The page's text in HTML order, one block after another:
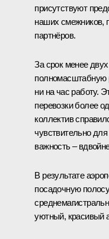
присутствуют
наших смежников,
партнёров.
За срок менее
полномасштабную
ни на час работу.
перевозки более
коллектив
чувствительно
важность –
В результате
посадочную
уютный, красивый